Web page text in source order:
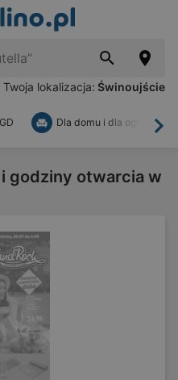
Twoja lokalizacja: Świnoujście
Dla domu i dla ogrodu
i godziny otwarcia w